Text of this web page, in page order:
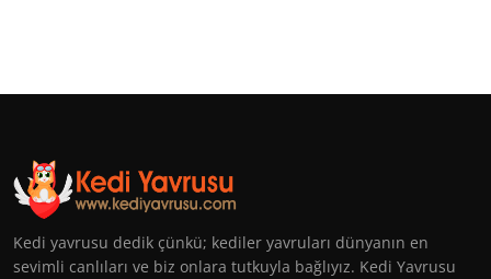
Kedi yavrusu dedik çünkü; kediler yavruları dünyanın en
sevimli canlıları ve biz onlara tutkuyla bağlıyız. Kedi Yavrusu